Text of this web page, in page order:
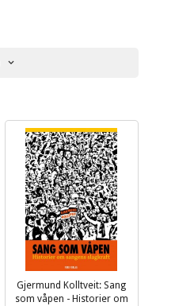
Gjermund Kolltveit: Sang
som våpen - Historier om